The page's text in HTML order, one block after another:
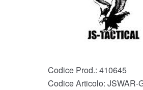
Codice Prod.: 410645
Codice Articolo: JSWAR-